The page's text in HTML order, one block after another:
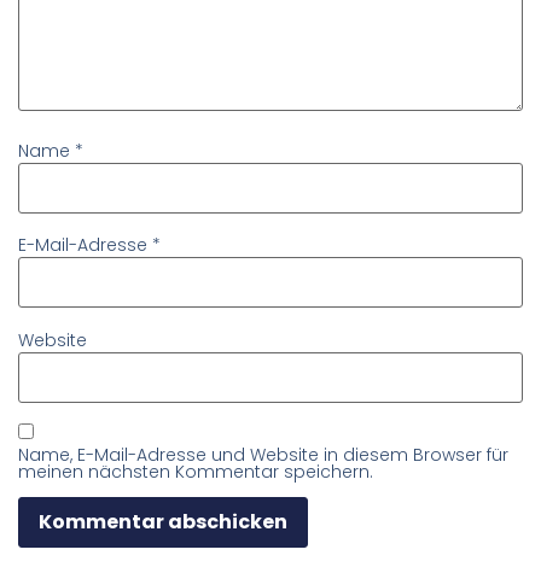
Name *
E-Mail-Adresse *
Website
Name, E-Mail-Adresse und Website in diesem Browser für
meinen nächsten Kommentar speichern.